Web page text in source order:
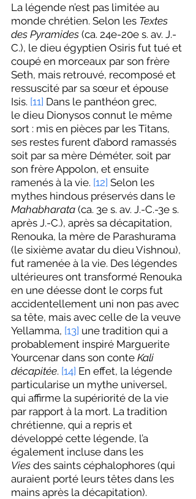
La légende n’est pas limitée au
monde chrétien. Selon les Textes
des Pyramides (ca. 24e-20e s. av. J.-
C.), le dieu égyptien Osiris fut tué et
coupé en morceaux par son frère
Seth, mais retrouvé, recomposé et
ressuscité par sa sœur et épouse
Isis. [11] Dans le panthéon grec,
le dieu Dionysos connut le même
sort : mis en pièces par les Titans,
ses restes furent d’abord ramassés
soit par sa mère Déméter, soit par
son frère Appolon, et ensuite
ramenés à la vie. [12] Selon les
mythes hindous préservés dans le
Mahabharata (ca. 3e s. av. J.-C.-3e s.
après J.-C.), après sa décapitation,
Renouka, la mère de Parashurama
(le sixième avatar du dieu Vishnou),
fut ramenée à la vie. Des légendes
ultérieures ont transformé Renouka
en une déesse dont le corps fut
accidentellement uni non pas avec
sa tête, mais avec celle de la veuve
Yellamma, [13] une tradition qui a
probablement inspiré Marguerite
Yourcenar dans son conte Kali
décapitée. [14] En effet, la légende
particularise un mythe universel,
qui affirme la supériorité de la vie
par rapport à la mort. La tradition
chrétienne, qui a repris et
développé cette légende, l’a
également incluse dans les
Vies des saints céphalophores (qui
auraient porté leurs têtes dans les
mains après la décapitation).